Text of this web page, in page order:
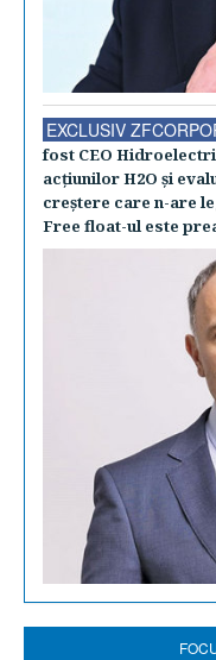
EXCLUSIV
fost CEO
acţiunilor H2O şi
creştere care n-are
Free float-ul este